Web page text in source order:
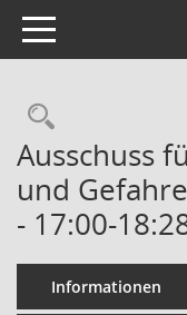
Toggle navigation
Ausschuss
und
- 17:00-
Informationen